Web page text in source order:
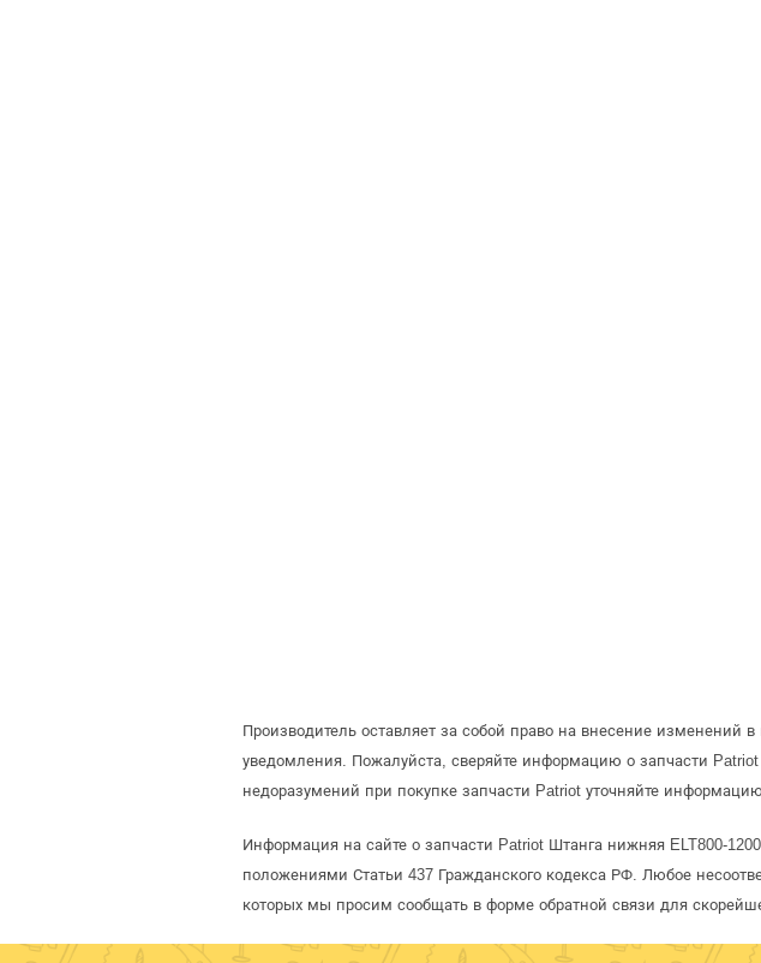
Производитель оставляет за собой право на внесение изменений
уведомления. Пожалуйста, сверяйте информацию о запчасти
недоразумений при покупке запчасти Patriot уточняйте
Информация на сайте о запчасти Patriot Штанга нижняя ELT800-
положениями Статьи 437 Гражданского кодекса РФ. Любое
которых мы просим сообщать в форме обратной связи для